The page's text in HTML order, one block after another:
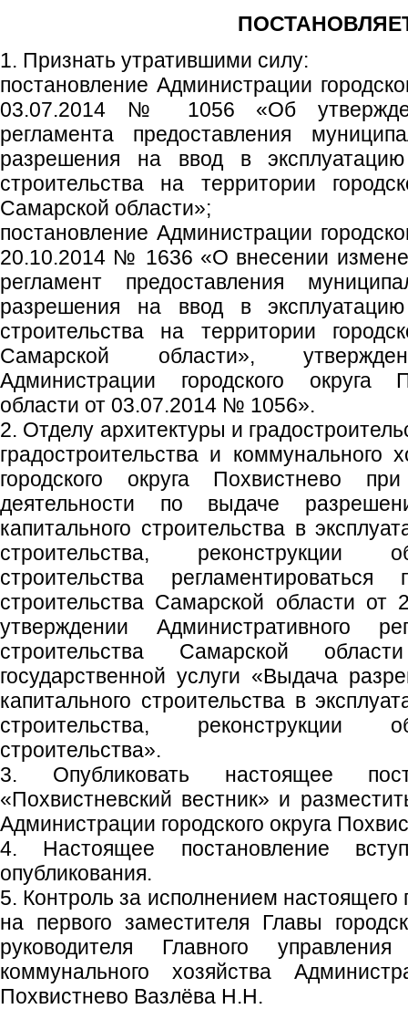
1. Признать утратившими силу:
постановление Администрации
03.07.2014 № 1056 «Об
регламента предоставления
разрешения на ввод в эксплуатацию
строительства на территории
Самарской области»;
постановление Администрации
20.10.2014 № 1636 «О внесении
регламент предоставления
разрешения на ввод в эксплуатацию
строительства на территории
Самарской области»,
Администрации городского округа
области от 03.07.2014 № 1056».
2. Отделу архитектуры и
градостроительства и коммунального
городского округа Похвистнево
деятельности по выдаче
капитального строительства в
строительства, реконструкции
строительства регламентироваться
строительства Самарской области
утверждении Административного
строительства Самарской
государственной услуги «Выдача
капитального строительства в
строительства, реконструкции
строительства».
3. Опубликовать настоящее
«Похвистневский вестник» и
Администрации городского округа
4. Настоящее постановление
опубликования.
5. Контроль за исполнением настоящего
на первого заместителя Главы
руководителя Главного
коммунального хозяйства
Похвистнево Вазлёва Н.Н.